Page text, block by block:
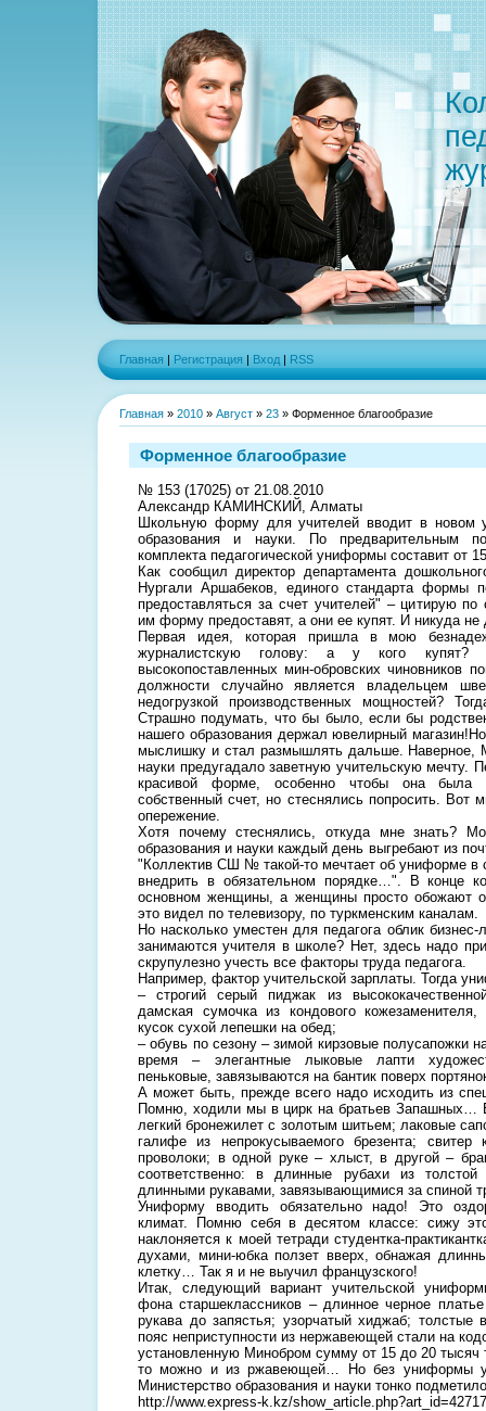
Главная | Регистрация | Вход | RSS
Главная » 2010 » Август » 23 » Форменное благообразие
Форменное благообразие
№ 153 (17025) от 21.08.2010
Александр КАМИНСКИЙ, Алматы
Школьную форму для учителей вводит в новом
образования и науки. По предварительным
комплекта педагогической униформы составит от
Как сообщил директор департамента
Нургали Аршабеков, единого стандарта формы
предоставляться за счет учителей" – цитирую
им форму предоставят, а они ее купят. И никуда не
Первая идея, которая пришла в мою
журналистскую голову: а у кого
высокопоставленных мин-обровских чиновников
должности случайно является владельцем
недогрузкой производственных мощностей?
Страшно подумать, что бы было, если бы
нашего образования держал ювелирный
мыслишку и стал размышлять дальше. Наверное,
науки предугадало заветную учительскую мечту.
красивой форме, особенно чтобы она была
собственный счет, но стеснялись попросить. Вот
опережение.
Хотя почему стеснялись, откуда мне знать?
образования и науки каждый день выгребают из
"Коллектив СШ № такой-то мечтает об униформе в
внедрить в обязательном порядке…". В конце
основном женщины, а женщины просто обожают
это видел по телевизору, по туркменским каналам.
Но насколько уместен для педагога облик
занимаются учителя в школе? Нет, здесь надо
скрупулезно учесть все факторы труда педагога.
Например, фактор учительской зарплаты. Тогда
– строгий серый пиджак из
дамская сумочка из кондового
кусок сухой лепешки на обед;
– обувь по сезону – зимой кирзовые полусапожки
время – элегантные лыковые лапти
пеньковые, завязываются на бантик поверх
А может быть, прежде всего надо исходить из
Помню, ходили мы в цирк на братьев Запашных…
легкий бронежилет с золотым шитьем; лаковые
галифе из непрокусываемого брезента; свитер
проволоки; в одной руке – хлыст, в другой –
соответственно: в длинные рубахи из
длинными рукавами, завязывающимися за спиной
Униформу вводить обязательно надо! Это
климат. Помню себя в десятом классе: сижу
наклоняется к моей тетради студентка-
духами, мини-юбка ползет вверх, обнажая
клетку… Так я и не выучил французского!
Итак, следующий вариант учительской
фона старшеклассников – длинное черное
рукава до запястья; узорчатый хиджаб;
пояс неприступности из нержавеющей стали на
установленную Минобром сумму от 15 до 20 тысяч
то можно и из ржавеющей… Но без униформы
Министерство образования и науки тонко
http://www.express-k.kz/show_article.php?art_id=42717